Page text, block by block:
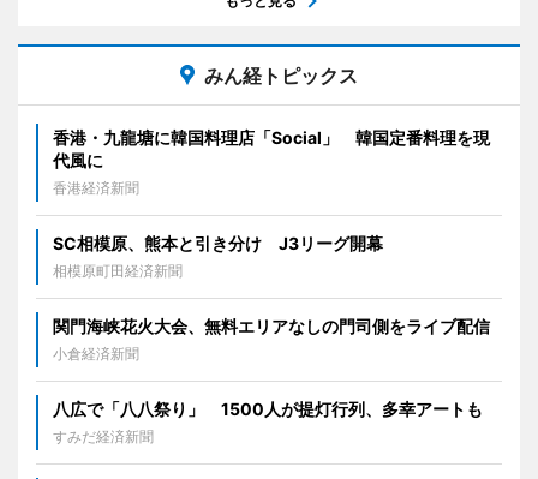
みん経トピックス
香港・九龍塘に韓国料理店「Social」 韓国定番料理を現
代風に
香港経済新聞
SC相模原、熊本と引き分け J3リーグ開幕
相模原町田経済新聞
関門海峡花火大会、無料エリアなしの門司側をライブ配信
小倉経済新聞
八広で「八八祭り」 1500人が提灯行列、多幸アートも
すみだ経済新聞